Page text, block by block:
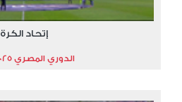
إتحاد الكرة
الدوري المصري 2024/2025